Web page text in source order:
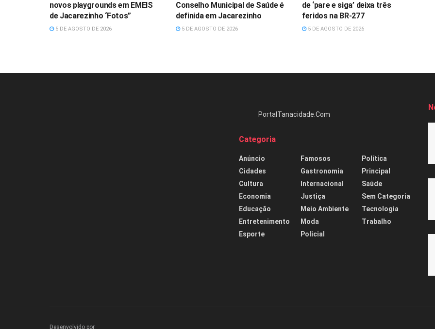
novos playgrounds em EMEIS
de Jacarezinho ‘Fotos”
5 DE AGOSTO DE 2026
Conselho Municipal de Saúde é
definida em Jacarezinho
5 DE AGOSTO DE 2026
de ‘pare e siga’ deixa três
feridos na BR-277
5 DE AGOSTO DE 2026
PortalTanacidade.Com
Categoria
Anúncio
Cidades
Cultura
Economia
Educação
Entretenimento
Esporte
Famosos
Gastronomia
Internacional
Justiça
Meio Ambiente
Moda
Policial
Política
Principal
Saúde
Sem Categoria
Tecnologia
Trabalho
Desenvolvido por